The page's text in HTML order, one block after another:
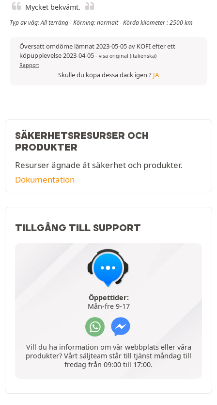
Mycket bekvämt.
Typ av väg: All terräng - Körning: normalt - Körda kilometer : 2500 km
Översatt omdöme lämnat 2023-05-05 av KOFI efter ett
köpupplevelse 2023-04-05- visa original (italienska)
Rapport
Skulle du köpa dessa däck igen ? JA
SÄKERHETSRESURSER OCH
PRODUKTER
Resurser ägnade åt säkerhet och produkter.
Dokumentation
TILLGÅNG TILL SUPPORT
Öppettider:
Mån-fre 9-17
Vill du ha information om vår webbplats eller våra
produkter? Vårt säljteam står till tjänst måndag till
fredag från 09:00 till 17:00.